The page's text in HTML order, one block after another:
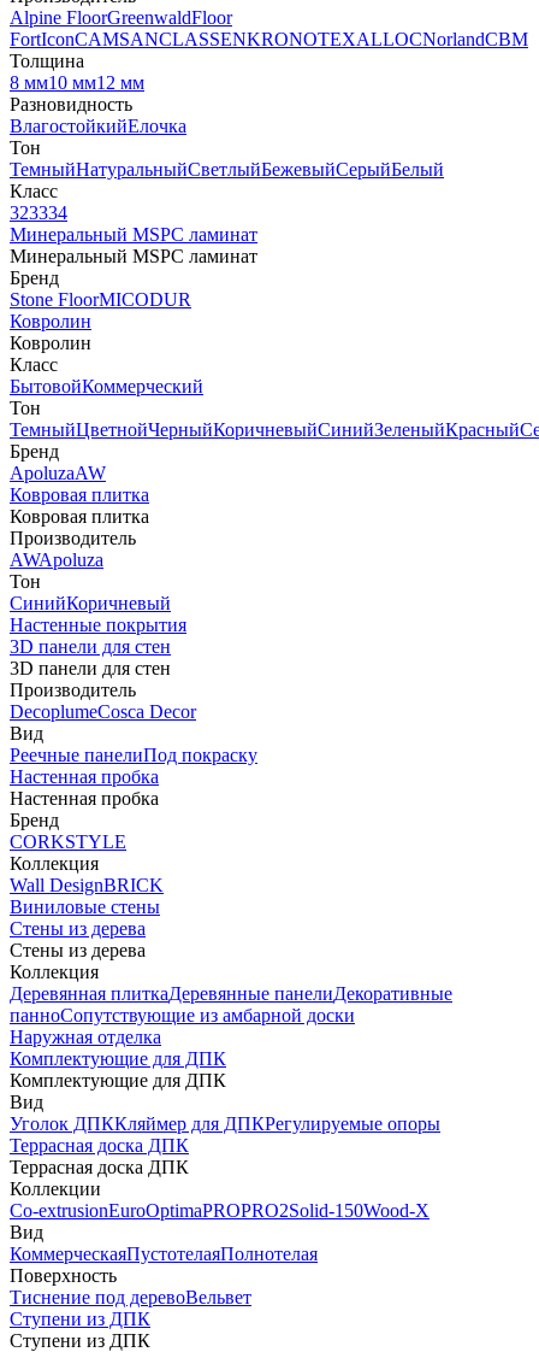
Alpine FloorGreenwaldFloor
FortIconCAMSANCLASSENKRONOTEXALLOCNorlandCBM
Толщина
8 мм10 мм12 мм
Разновидность
ВлагостойкийЕлочка
Тон
ТемныйНатуральныйСветлыйБежевыйСерыйБелый
Класс
323334
Минеральный MSPC ламинат
Минеральный MSPC ламинат
Бренд
Stone FloorMICODUR
Ковролин
Ковролин
Класс
БытовойКоммерческий
Тон
ТемныйЦветнойЧерныйКоричневыйСинийЗеленыйКрасный
Бренд
ApoluzaAW
Ковровая плитка
Ковровая плитка
Производитель
AWApoluza
Тон
СинийКоричневый
Настенные покрытия
3D панели для стен
3D панели для стен
Производитель
DecoplumeCosca Decor
Вид
Реечные панелиПод покраску
Настенная пробка
Настенная пробка
Бренд
CORKSTYLE
Коллекция
Wall DesignBRICK
Виниловые стены
Стены из дерева
Стены из дерева
Коллекция
Деревянная плиткаДеревянные панелиДекоративные
панноСопутствующие из амбарной доски
Наружная отделка
Комплектующие для ДПК
Комплектующие для ДПК
Вид
Уголок ДПККляймер для ДПКРегулируемые опоры
Террасная доска ДПК
Террасная доска ДПК
Коллекции
Co-extrusionEuroOptimaPROPRO2Solid-150Wood-X
Вид
КоммерческаяПустотелаяПолнотелая
Поверхность
Тиснение под деревоВельвет
Ступени из ДПК
Ступени из ДПК